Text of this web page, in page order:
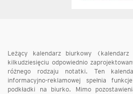
Leżący kalendarz biurkowy
kilkudziesięciu odpowiednio
różnego rodzaju notatki. Ten
informacyjno-reklamowej spełnia
podkładki na biurko. Mimo